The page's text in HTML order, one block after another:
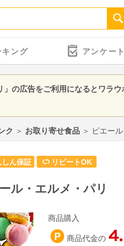
キング アンケート
の広告をご利用になるとワラウ
ク ＞ お取り寄せ食品 ＞ ピエー
しん保証 リピートOK
ル・エルメ・パリ
商品購入
商品代金の